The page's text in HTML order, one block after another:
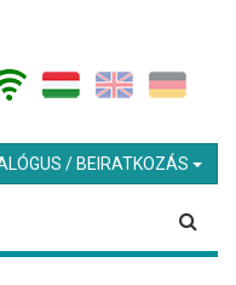
/ BEIRATKOZÁS